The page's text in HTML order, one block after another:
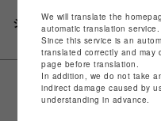
シェアするWe will translate the
automatic translation service.
Since this service is an
translated correctly and
page before translation.
In addition, we do not take
indirect damage caused by
understanding in advance.